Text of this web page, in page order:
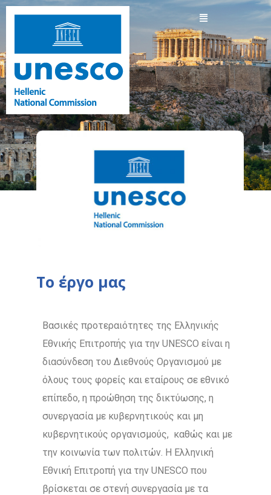
Το έργο μας
Βασικές προτεραιότητες της Ελληνικής
Εθνικής Επιτροπής για την UNESCO είναι η
διασύνδεση του Διεθνούς Οργανισμού με
όλους τους φορείς και εταίρους σε εθνικό
επίπεδο, η προώθηση της δικτύωσης, η
συνεργασία με κυβερνητικούς και μη
κυβερνητικούς οργανισμούς, καθώς και με
την κοινωνία των πολιτών. Η Ελληνική
Εθνική Επιτροπή για την UNESCO που
βρίσκεται σε στενή συνεργασία με τα